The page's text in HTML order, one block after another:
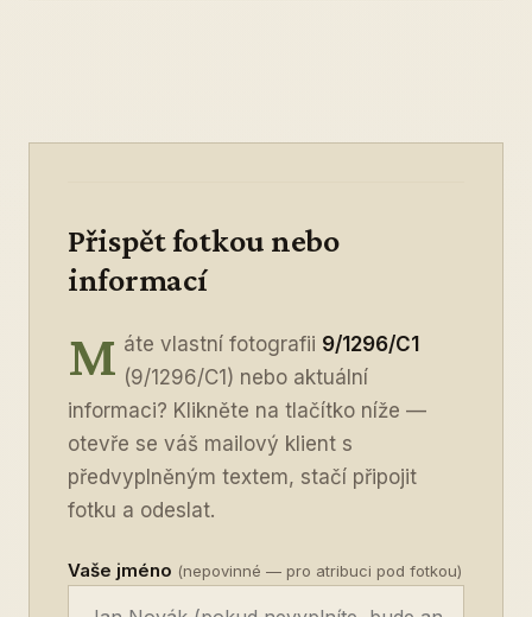
Přispět fotkou nebo
informací
M áte vlastní fotografii 9/1296/C1
(9/1296/C1) nebo aktuální
informaci? Klikněte na tlačítko níže —
otevře se váš mailový klient s
předvyplněným textem, stačí připojit
fotku a odeslat.
Vaše jméno (nepovinné — pro atribuci pod fotkou)